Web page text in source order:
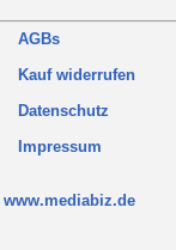
AGBs
Kauf widerrufen
Datenschutz
Impressum
www.mediabiz.de